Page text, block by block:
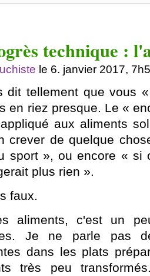
technique :
le 6. janvier 2017,
dit tellement que vous
en riez presque. Le «
aux aliments
crever de quelque
sport », ou encore « si
plus rien ».
faux.
aliments, c'est un
Je ne parle pas
dans les plats
très peu